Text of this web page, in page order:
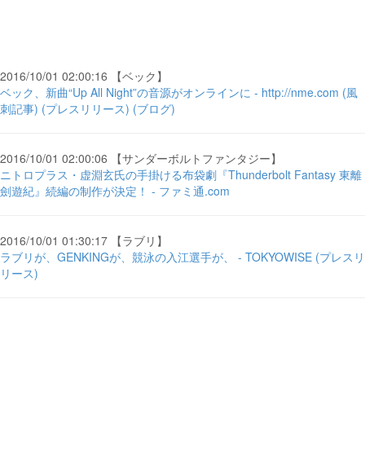
2016/10/01 02:00:16 【ベック】
ベック、新曲“Up All Night”の音源がオンラインに - http://nme.com (風
刺記事) (プレスリリース) (ブログ)
2016/10/01 02:00:06 【サンダーボルトファンタジー】
ニトロプラス・虚淵玄氏の手掛ける布袋劇『Thunderbolt Fantasy 東離
劍遊紀』続編の制作が決定！ - ファミ通.com
2016/10/01 01:30:17 【ラブリ】
ラブリが、GENKINGが、競泳の入江選手が、 - TOKYOWISE (プレスリ
リース)